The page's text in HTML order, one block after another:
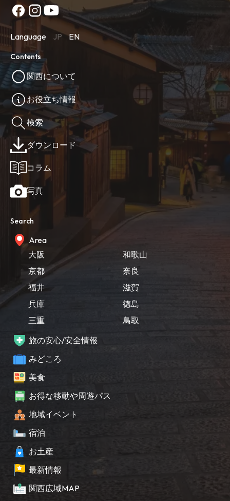
Language JP EN
Contents
関西について
お役立ち情報
検索
ダウンロード
コラム
写真
Search
Area
大阪
京都
福井
兵庫
三重
和歌山
奈良
滋賀
徳島
鳥取
旅の安心/安全情報
みどころ
美食
お得な移動や周遊パス
地域イベント
宿泊
お土産
最新情報
関西広域MAP